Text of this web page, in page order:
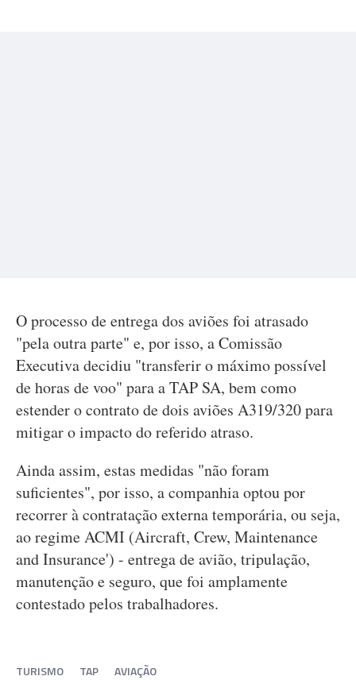
O processo de entrega dos aviões foi atrasado
"pela outra parte" e, por isso, a Comissão
Executiva decidiu "transferir o máximo possível
de horas de voo" para a TAP SA, bem como
estender o contrato de dois aviões A319/320 para
mitigar o impacto do referido atraso.
Ainda assim, estas medidas "não foram
suficientes", por isso, a companhia optou por
recorrer à contratação externa temporária, ou seja,
ao regime ACMI (Aircraft, Crew, Maintenance
and Insurance') - entrega de avião, tripulação,
manutenção e seguro, que foi amplamente
contestado pelos trabalhadores.
TURISMO TAP AVIAÇÃO